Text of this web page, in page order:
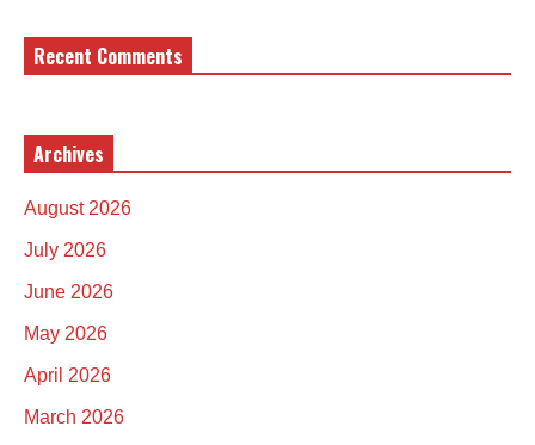
Recent Comments
Archives
August 2026
July 2026
June 2026
May 2026
April 2026
March 2026